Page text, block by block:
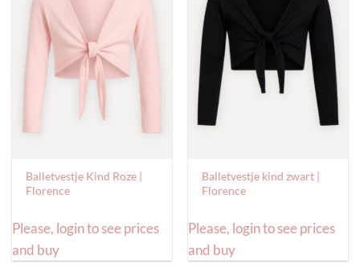
Balletvestje Kind Roze |
Florence
Please, login to see prices
and buy
verlanglijst
Balletvestje kind zwart |
Florence
Please, login to see prices
and buy